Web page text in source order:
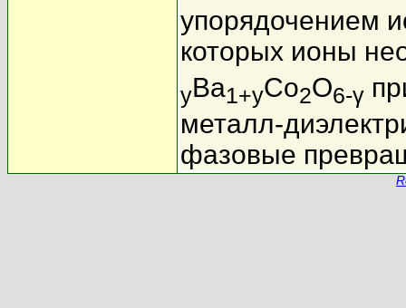
упорядочением
которых ионы
yBa1+yCo2O6-γ
металл-
фазовые